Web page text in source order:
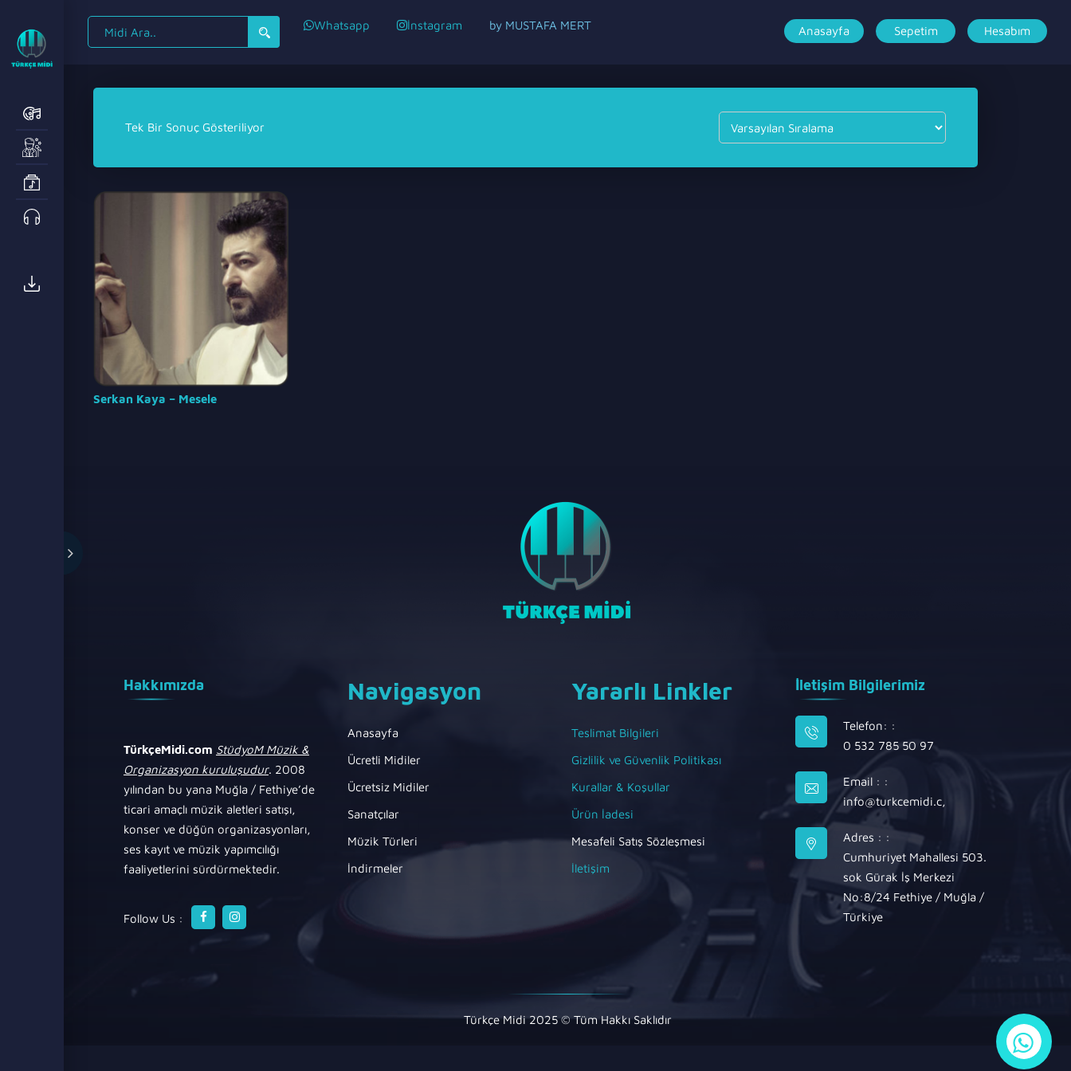
for:
Whatsapp İnstagram by MUSTAFA MERT Anasayfa Sepetim Hesabım
Tek Bir Sonuç Gösteriliyor
Serkan Kaya – Mesele
Hakkımızda
TürkçeMidi.com StüdyoM Müzik &
Organizasyon kuruluşudur. 2008
yılından bu yana Muğla / Fethiye’de
ticari amaçlı müzik aletleri satışı,
konser ve düğün organizasyonları,
ses kayıt ve müzik yapımcılığı
faaliyetlerini sürdürmektedir.
Follow Us :
Navigasyon
Anasayfa
Ücretli Midiler
Ücretsiz Midiler
Sanatçılar
Müzik Türleri
İndirmeler
Yararlı Linkler
Teslimat Bilgileri
Gizlilik ve Güvenlik Politikası
Kurallar & Koşullar
Ürün İadesi
Mesafeli Satış Sözleşmesi
İletişim
İletişim Bilgilerimiz
Telefon: :
0 532 785 50 97
Email : :
info@turkcemidi.c,
Adres : :
Cumhuriyet Mahallesi 503.
sok Gürak İş Merkezi
No:8/24 Fethiye / Muğla /
Türkiye
Türkçe Midi 2025 © Tüm Hakkı Saklıdır